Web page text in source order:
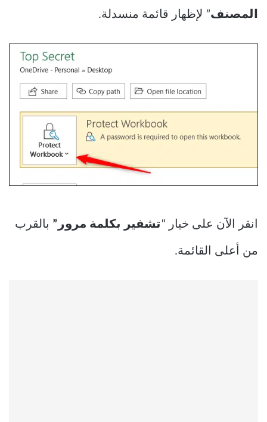
المصنف” لإظهار قائمة منسدلة.
انقر الآن على خيار “ تشفير بكلمة مرور” بالقرب
من أعلى القائمة.